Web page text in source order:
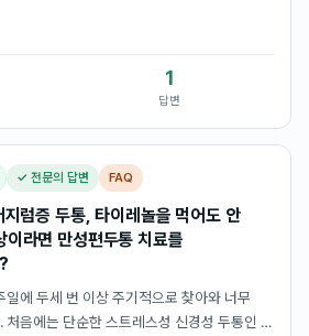
1
답변
✓ 전문의 답변 FAQ
럼증 두통, 타이레놀을 먹어도 안
이라면 만성편두통 치료를
일에 두세 번 이상 주기적으로 찾아와 너무
처음에는 단순한 스트레스성 신경성 두통인 줄